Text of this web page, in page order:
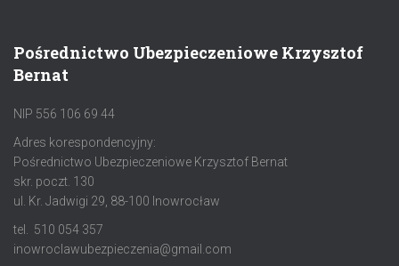
Pośrednictwo Ubezpieczeniowe Krzysztof
Bernat
NIP 556 106 69 44
Adres korespondencyjny:
Pośrednictwo Ubezpieczeniowe Krzysztof Bernat
skr. poczt. 130
ul. Kr. Jadwigi 29, 88-100 Inowrocław
tel. 510 054 357
inowroclawubezpieczenia@gmail.com